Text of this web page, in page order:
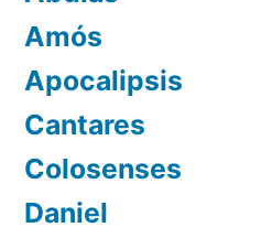
Amós
Apocalipsis
Cantares
Colosenses
Daniel